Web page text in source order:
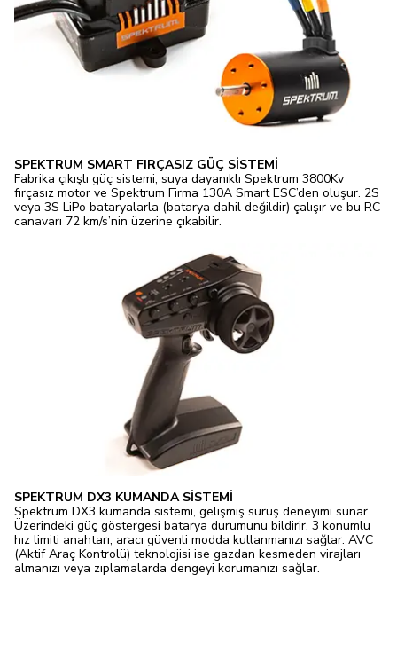
SPEKTRUM SMART FIRÇASIZ GÜÇ SİSTEMİ
Fabrika çıkışlı güç sistemi; suya dayanıklı Spektrum 3800Kv
fırçasız motor ve Spektrum Firma 130A Smart ESC’den oluşur. 2S
veya 3S LiPo bataryalarla (batarya dahil değildir) çalışır ve bu RC
canavarı 72 km/s’nin üzerine çıkabilir.
SPEKTRUM DX3 KUMANDA SİSTEMİ
Spektrum DX3 kumanda sistemi, gelişmiş sürüş deneyimi sunar.
Üzerindeki güç göstergesi batarya durumunu bildirir. 3 konumlu
hız limiti anahtarı, aracı güvenli modda kullanmanızı sağlar. AVC
(Aktif Araç Kontrolü) teknolojisi ise gazdan kesmeden virajları
almanızı veya zıplamalarda dengeyi korumanızı sağlar.